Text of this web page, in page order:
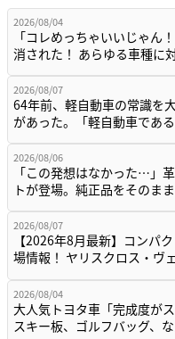
2026/08/04
「コレめっちゃいいじゃん
消された！ あらゆる車種に
2026/08/07
64年前、軽自動車の常識を
があった。「軽自動車であ
2026/08/06
「この発想はなかった…」
トが登場。純正品をそのま
2026/08/07
【2026年8月最新】コンパ
場情報！ ヤリスクロス・ヴ
2026/08/04
大人気トヨタ車「完成度が
スキー板、ゴルフバッグ、